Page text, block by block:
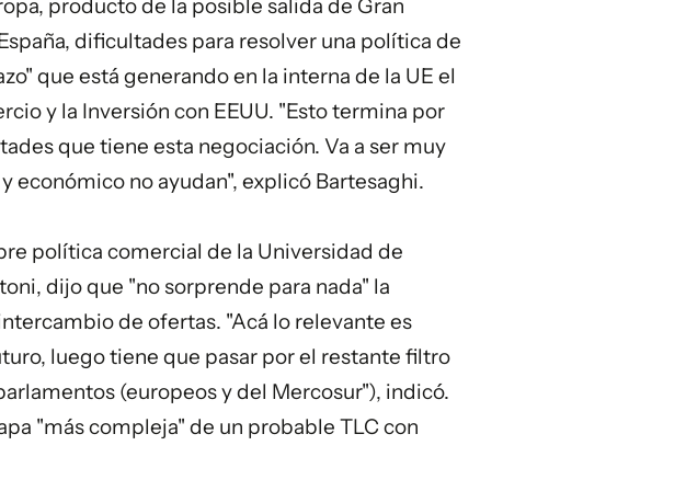
producto de la posible salida de Gran
dificultades para resolver una política de
que está generando en la interna de la UE el
y la Inversión con EEUU. "Esto termina por
que tiene esta negociación. Va a ser muy
económico no ayudan", explicó Bartesaghi.
política comercial de la Universidad de
dijo que "no sorprende para nada" la
de ofertas. "Acá lo relevante es
luego tiene que pasar por el restante filtro
(europeos y del Mercosur"), indicó.
"más compleja" de un probable TLC con